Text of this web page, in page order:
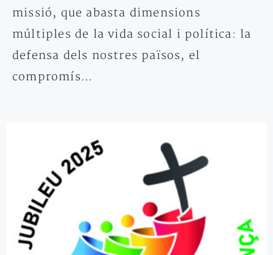
missió, que abasta dimensions
múltiples de la vida social i política: la
defensa dels nostres països, el
compromís…